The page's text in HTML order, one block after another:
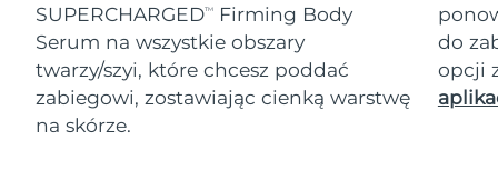
SUPERCHARGEDTM
Firming Body
Serum na wszystkie obszary
twarzy/szyi, które chcesz poddać
zabiegowi, zostawiając cienką warstwę
na skórze.
do
opcji